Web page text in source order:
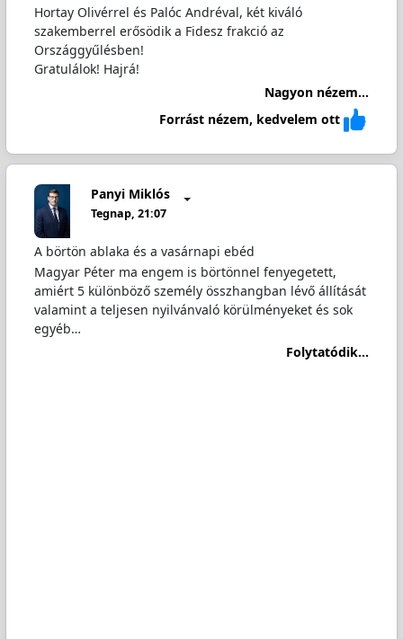
Hortay Olivérrel és Palóc Andréval, két kiváló
szakemberrel erősödik a Fidesz frakció az
Országgyűlésben!
Gratulálok! Hajrá!
Nagyon nézem...
Forrást nézem, kedvelem ott
Panyi Miklós
Tegnap, 21:07
A börtön ablaka és a vasárnapi ebéd
Magyar Péter ma engem is börtönnel fenyegetett,
amiért 5 különböző személy összhangban lévő állítását
valamint a teljesen nyilvánvaló körülményeket és sok
egyéb…
Folytatódik...